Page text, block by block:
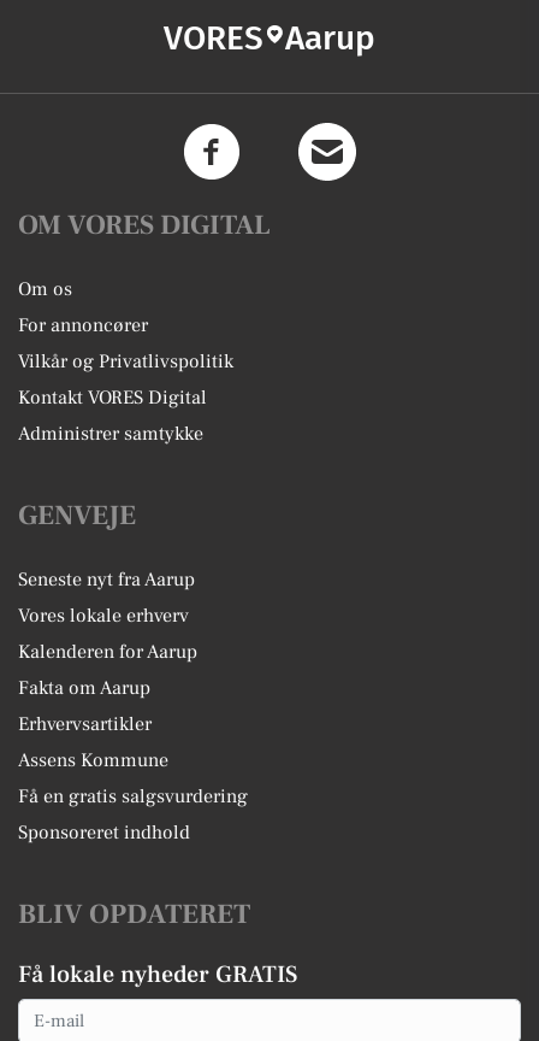
VORES Aarup
OM VORES DIGITAL
Om os
For annoncører
Vilkår og Privatlivspolitik
Kontakt VORES Digital
Administrer samtykke
GENVEJE
Seneste nyt fra Aarup
Vores lokale erhverv
Kalenderen for Aarup
Fakta om Aarup
Erhvervsartikler
Assens Kommune
Få en gratis salgsvurdering
Sponsoreret indhold
BLIV OPDATERET
Få lokale nyheder GRATIS
Email